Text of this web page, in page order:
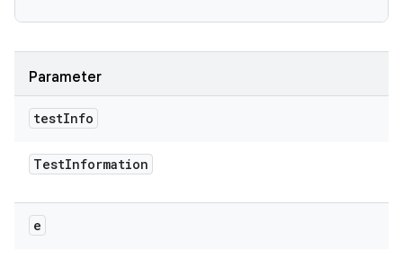
Parameter
testInfo
TestInformation
e